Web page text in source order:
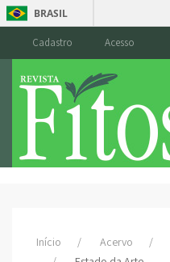
BRASIL
Cadastro Acesso
Início Acervo